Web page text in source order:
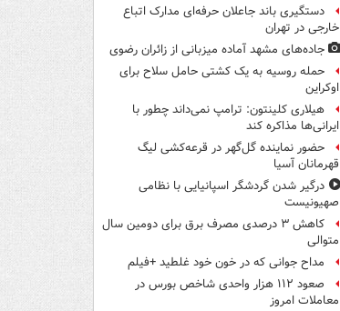
دستگیری باند جاعلان حرفه‌ای مدارک اتباع
خارجی در تهران
جاده‌های مشهد آماده میزبانی از زائران رضوی
حمله روسیه به یک کشتی حامل سلاح برای
اوکراین
هیلاری کلینتون: ترامپ نمی‌داند چطور با
ایرانی‌ها مذاکره کند
حضور نماینده گل‌گهر در قرعه‌کشی لیگ
قهرمانان آسیا
درگیر شدن گردشگر اسپانیایی با نظامی
صهیونیست
کاهش ۳ درصدی مصرف برق برای دومین سال
متوالی
مداح جوانی که در خون خود غلطید +فیلم
صعود ۱۱۲ هزار واحدی شاخص بورس در
معاملات امروز